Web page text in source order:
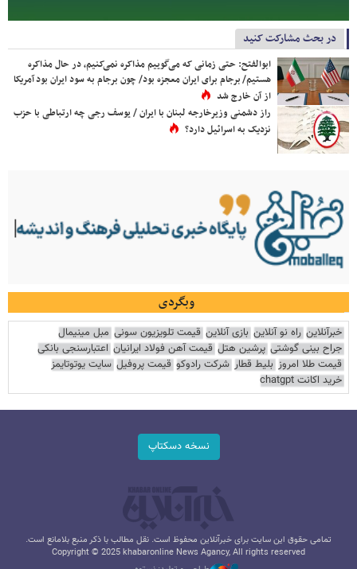
در بحث مشارکت کنید
ابوالفتح: حتی زمانی که می‌گوییم مذاکره نمی‌کنیم، در حال مذاکره
هستیم/ برجام برای ایران معجزه بود/ چون برجام به سود ایران بود آمریکا
از آن خارج شد
راز دشمنی وزیرخارجه لبنان با ایران / یوسف رجی چه ارتباطی با حزب
نزدیک به اسرائیل دارد؟
وبگردی
خبرآنلاین راه نو آنلاین بازی آنلاین قیمت تلویزیون سونی مبل مینیمال
جراح بینی گوشتی پرشین هتل قیمت آهن فولاد ایرانیان اعتبارسنجی بانکی
قیمت طلا امروز بلیط قطار شرکت رادوکو قیمت پروفیل سایت یوتوتایمز
خرید اکانت chatgpt
نسخه دسکتاپ
تمامی حقوق این سایت برای خبرآنلاین محفوظ است. نقل مطالب با ذکر منبع بلامانع است.
Copyright © 2025 khabaronline News Agancy, All rights reserved